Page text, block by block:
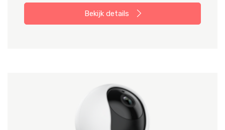
Bekijk details